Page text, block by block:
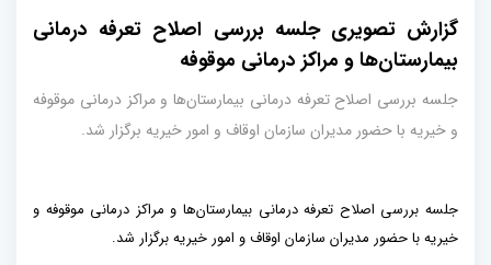
گزارش تصویری جلسه بررسی اصلاح تعرفه درمانی
بیمارستان‌ها و مراکز درمانی موقوفه
جلسه بررسی اصلاح تعرفه درمانی بیمارستان‌ها و مراکز درمانی موقوفه
و خیریه با حضور مدیران سازمان اوقاف و امور خیریه برگزار شد.
جلسه بررسی اصلاح تعرفه درمانی بیمارستان‌ها و مراکز درمانی موقوفه و
خیریه با حضور مدیران سازمان اوقاف و امور خیریه برگزار شد.